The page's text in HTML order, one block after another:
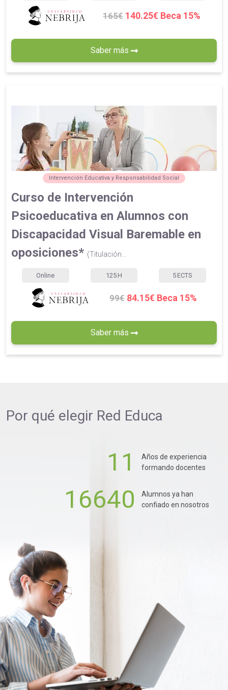
165€ 140.25€ Beca 15%
Saber más
Intervención Educativa y Responsabilidad Social
Curso de Intervención
Psicoeducativa en Alumnos con
Discapacidad Visual Baremable en
oposiciones* (Titulación...
Online 125 H 5 ECTS
99€ 84.15€ Beca 15%
Saber más
Por qué elegir Red Educa
11
Años de experiencia
formando docentes
16640
Alumnos ya han
confiado en nosotros